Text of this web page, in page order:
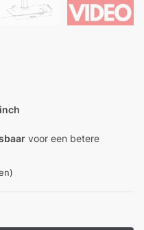
voor een betere